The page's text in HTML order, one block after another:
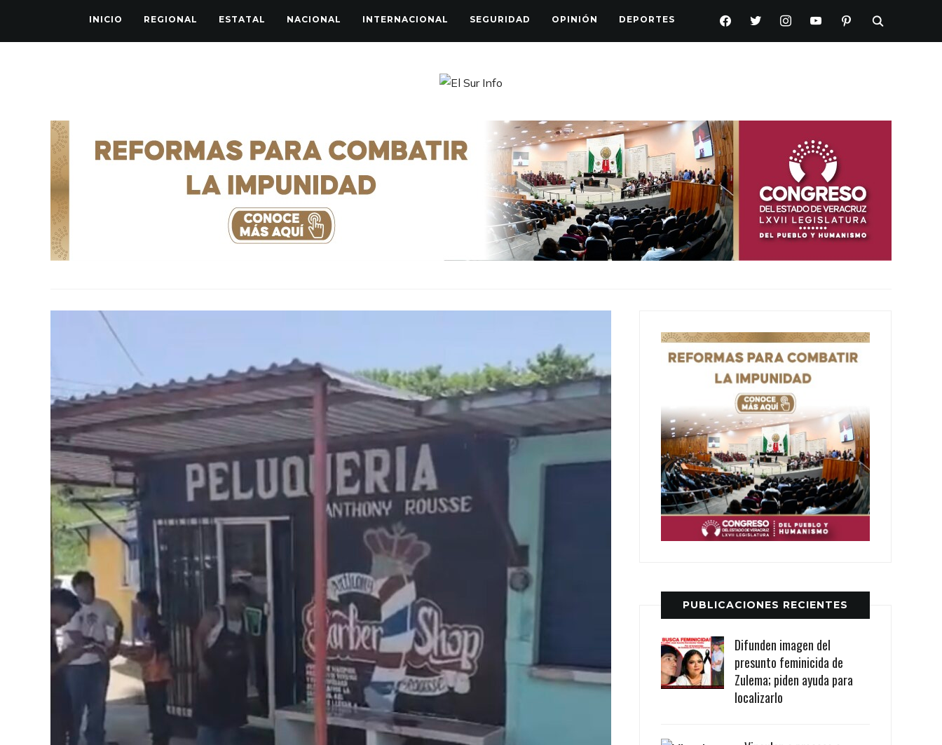
INICIO REGIONAL ESTATAL NACIONAL INTERNACIONAL SEGURIDAD OPINIÓN DEPORTES FACEBOOKTWITTERINSTAGRAMYOUTUBEPINTEREST
PUBLICACIONES RECIENTES
Difunden imagen del
presunto feminicida de
Zulema; piden ayuda para
localizarlo